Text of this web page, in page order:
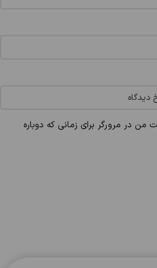
من در مرورگر برای زمانی که دوباره